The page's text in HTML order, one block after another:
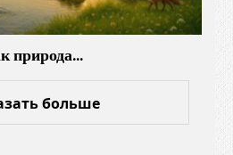
природа…
больше